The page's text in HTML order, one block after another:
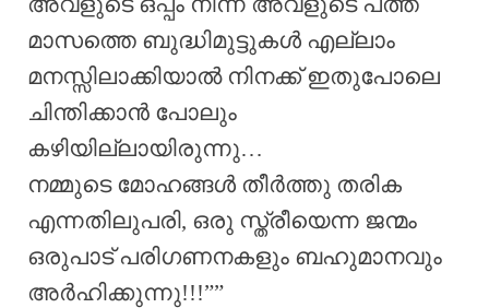
മാസത്തെ ബുദ്ധിമുട്ടുകൾ എല്ലാം
മനസ്സിലാക്കിയാൽ നിനക്ക് ഇതുപോലെ
ചിന്തിക്കാൻ പോലും
കഴിയില്ലായിരുന്നു…
നമ്മുടെ മോഹങ്ങൾ തീർത്തു തരിക
എന്നതിലുപരി, ഒരു സ്ത്രീയെന്ന ജന്മം
ഒരുപാട് പരിഗണനകളും ബഹുമാനവും
അർഹിക്കുന്നു!!!””